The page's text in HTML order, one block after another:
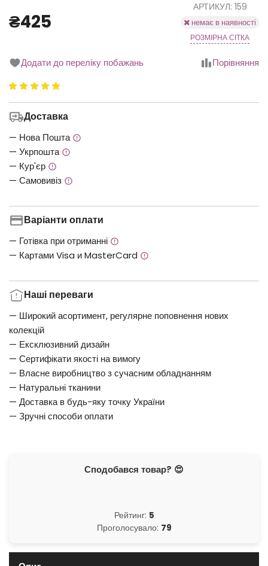
₴425
АРТИКУЛ: 159
немає в наявності
РОЗМІРНА СІТКА
Додати до переліку побажань Порівняння
5.00
5
Доставка
— Нова Пошта
— Укрпошта
— Кур'єр
— Самовивіз
Варіанти оплати
— Готівка при отриманні
— Картами Visa и MasterCard
Наші переваги
— Широкий асортимент, регулярне поповнення нових
колекцій
— Ексклюзивний дизайн
— Сертифікати якості на вимогу
— Власне виробництво з сучасним обладнанням
— Натуральні тканини
— Доставка в будь-яку точку України
— Зручні способи оплати
Сподобався товар? 😍
Рейтинг: 5
Проголосувало: 79